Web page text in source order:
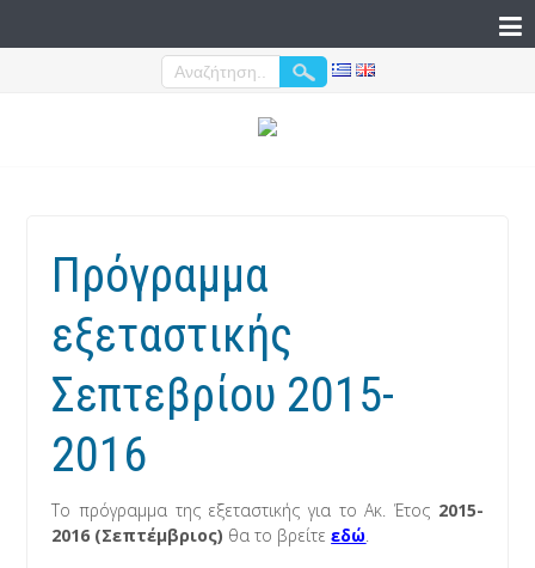
Πρόγραμμα
εξεταστικής
Σεπτεβρίου 2015-
2016
Το πρόγραμμα της εξεταστικής για το Ακ. Έτος 2015-
2016 (Σεπτέμβριος) θα το βρείτεεδώ.